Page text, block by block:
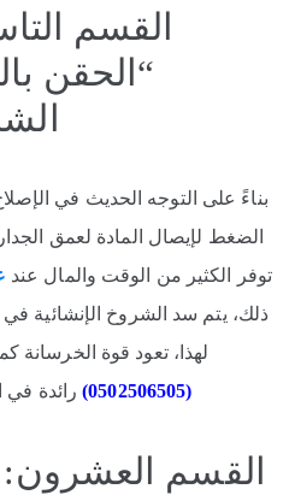
القسم
“الحقن
بناءً على التوجه الحديث في
الضغط لإيصال المادة لعمق
توفر الكثير من الوقت والمال عند
ذلك، يتم سد الشروخ الإنشائية في
لهذا، تعود قوة الخرسانة
(0502506505)
رائدة في
القسم